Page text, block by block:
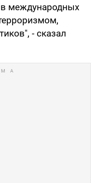
в международных
- сказал